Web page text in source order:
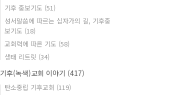
기후 중보기도 (51)
성서말씀에 따르는 십자가의 길, 기후중
보기도 (18)
교회력에 따른 기도 (58)
생태 리트릿 (34)
기후(녹색)교회 이야기 (417)
탄소중립 기후교회 (119)